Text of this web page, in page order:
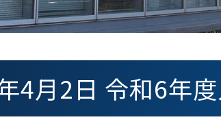
4月2日 令和6年